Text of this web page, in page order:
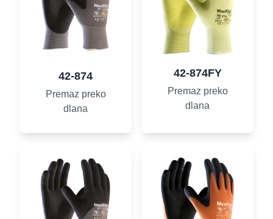
42-874
Premaz preko
dlana
42-874FY
Premaz preko
dlana